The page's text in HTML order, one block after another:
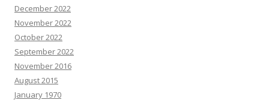
December 2022
November 2022
October 2022
September 2022
November 2016
August 2015
January 1970